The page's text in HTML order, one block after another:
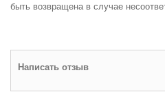
быть возвращена в случае
Написать отзыв